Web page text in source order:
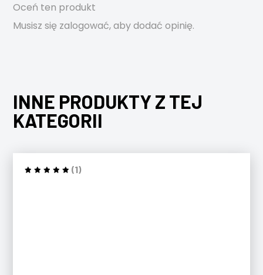
Oceń ten produkt
Musisz się zalogować, aby dodać opinię.
INNE PRODUKTY Z TEJ
KATEGORII
(1)